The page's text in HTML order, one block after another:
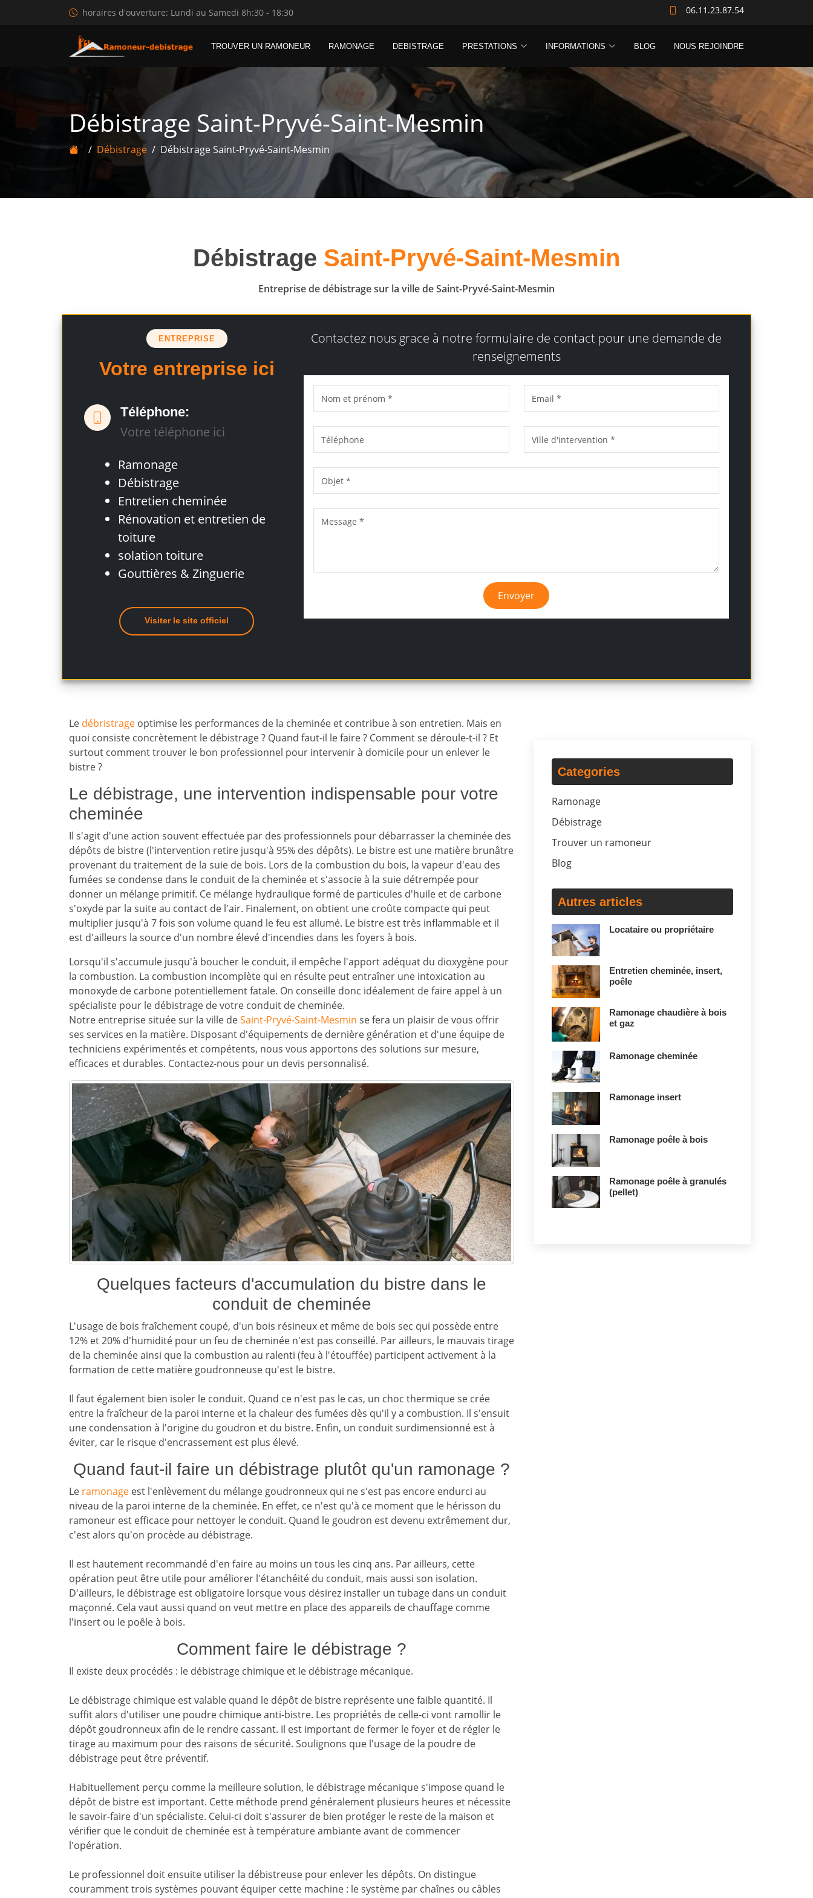
horaires d'ouverture: Lundi au Samedi 8h:30 - 18:30 06.11.23.87.54
TROUVER UN RAMONEUR RAMONAGE DEBISTRAGE PRESTATIONS INFORMATIONS BLOG NOUS REJOINDRE
Débistrage Saint-Pryvé-Saint-Mesmin
Débistrage Débistrage Saint-Pryvé-Saint-Mesmin
Débistrage Saint-Pryvé-Saint-Mesmin
Entreprise de débistrage sur la ville de Saint-Pryvé-Saint-Mesmin
ENTREPRISE
Votre entreprise ici
Téléphone:
Votre téléphone ici
Ramonage
Débistrage
Entretien cheminée
Rénovation et entretien de
toiture
solation toiture
Gouttières & Zinguerie
Visiter le site officiel
Contactez nous grace à notre formulaire de contact pour une demande de
renseignements
Envoyer
Le débristrage optimise les performances de la cheminée et contribue à son entretien. Mais en
quoi consiste concrètement le débistrage ? Quand faut-il le faire ? Comment se déroule-t-il ? Et
surtout comment trouver le bon professionnel pour intervenir à domicile pour un enlever le
bistre ?
Le débistrage, une intervention indispensable pour votre
cheminée
Il s'agit d'une action souvent effectuée par des professionnels pour débarrasser la cheminée des
dépôts de bistre (l'intervention retire jusqu'à 95% des dépôts). Le bistre est une matière brunâtre
provenant du traitement de la suie de bois. Lors de la combustion du bois, la vapeur d'eau des
fumées se condense dans le conduit de la cheminée et s'associe à la suie détrempée pour
donner un mélange primitif. Ce mélange hydraulique formé de particules d'huile et de carbone
s'oxyde par la suite au contact de l'air. Finalement, on obtient une croûte compacte qui peut
multiplier jusqu'à 7 fois son volume quand le feu est allumé. Le bistre est très inflammable et il
est d'ailleurs la source d'un nombre élevé d'incendies dans les foyers à bois.
Lorsqu'il s'accumule jusqu'à boucher le conduit, il empêche l'apport adéquat du dioxygène pour
la combustion. La combustion incomplète qui en résulte peut entraîner une intoxication au
monoxyde de carbone potentiellement fatale. On conseille donc idéalement de faire appel à un
spécialiste pour le débistrage de votre conduit de cheminée.
Notre entreprise située sur la ville deSaint-Pryvé-Saint-Mesmin se fera un plaisir de vous offrir
ses services en la matière. Disposant d'équipements de dernière génération et d'une équipe de
techniciens expérimentés et compétents, nous vous apportons des solutions sur mesure,
efficaces et durables. Contactez-nous pour un devis personnalisé.
Quelques facteurs d'accumulation du bistre dans le
conduit de cheminée
L'usage de bois fraîchement coupé, d'un bois résineux et même de bois sec qui possède entre
12% et 20% d'humidité pour un feu de cheminée n'est pas conseillé. Par ailleurs, le mauvais tirage
de la cheminée ainsi que la combustion au ralenti (feu à l'étouffée) participent activement à la
formation de cette matière goudronneuse qu'est le bistre.
Il faut également bien isoler le conduit. Quand ce n'est pas le cas, un choc thermique se crée
entre la fraîcheur de la paroi interne et la chaleur des fumées dès qu'il y a combustion. Il s'ensuit
une condensation à l'origine du goudron et du bistre. Enfin, un conduit surdimensionné est à
éviter, car le risque d'encrassement est plus élevé.
Quand faut-il faire un débistrage plutôt qu'un ramonage ?
Le ramonage est l'enlèvement du mélange goudronneux qui ne s'est pas encore endurci au
niveau de la paroi interne de la cheminée. En effet, ce n'est qu'à ce moment que le hérisson du
ramoneur est efficace pour nettoyer le conduit. Quand le goudron est devenu extrêmement dur,
c'est alors qu'on procède au débistrage.
Il est hautement recommandé d'en faire au moins un tous les cinq ans. Par ailleurs, cette
opération peut être utile pour améliorer l'étanchéité du conduit, mais aussi son isolation.
D'ailleurs, le débistrage est obligatoire lorsque vous désirez installer un tubage dans un conduit
maçonné. Cela vaut aussi quand on veut mettre en place des appareils de chauffage comme
l'insert ou le poêle à bois.
Comment faire le débistrage ?
Il existe deux procédés : le débistrage chimique et le débistrage mécanique.
Le débistrage chimique est valable quand le dépôt de bistre représente une faible quantité. Il
suffit alors d'utiliser une poudre chimique anti-bistre. Les propriétés de celle-ci vont ramollir le
dépôt goudronneux afin de le rendre cassant. Il est important de fermer le foyer et de régler le
tirage au maximum pour des raisons de sécurité. Soulignons que l'usage de la poudre de
débistrage peut être préventif.
Habituellement perçu comme la meilleure solution, le débistrage mécanique s'impose quand le
dépôt de bistre est important. Cette méthode prend généralement plusieurs heures et nécessite
le savoir-faire d'un spécialiste. Celui-ci doit s'assurer de bien protéger le reste de la maison et
vérifier que le conduit de cheminée est à température ambiante avant de commencer
l'opération.
Le professionnel doit ensuite utiliser la débistreuse pour enlever les dépôts. On distingue
couramment trois systèmes pouvant équiper cette machine : le système par chaînes ou câbles
Categories
Ramonage
Débistrage
Trouver un ramoneur
Blog
Autres articles
Locataire ou propriétaire
Entretien cheminée, insert,
poêle
Ramonage chaudière à bois
et gaz
Ramonage cheminée
Ramonage insert
Ramonage poêle à bois
Ramonage poêle à granulés
(pellet)